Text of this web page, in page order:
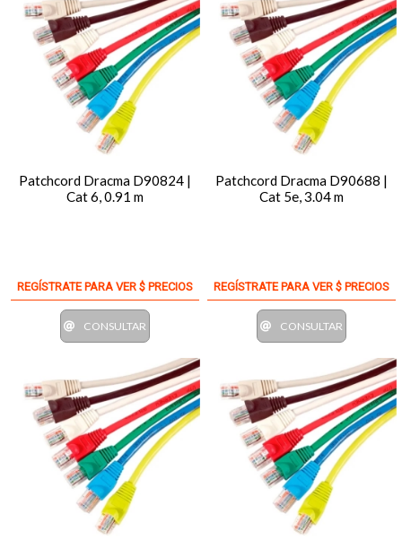
Patchcord Dracma D90824 |
Cat 6, 0.91 m
REGÍSTRATE PARA VER $ PRECIOS
CONSULTAR
Patchcord Dracma D90688 |
Cat 5e, 3.04 m
REGÍSTRATE PARA VER $ PRECIOS
CONSULTAR